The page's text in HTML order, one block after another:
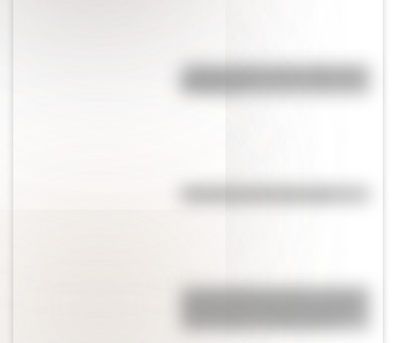
¿Sabías cómo fue la infancia de
San Clemente del Tuyú: conocé